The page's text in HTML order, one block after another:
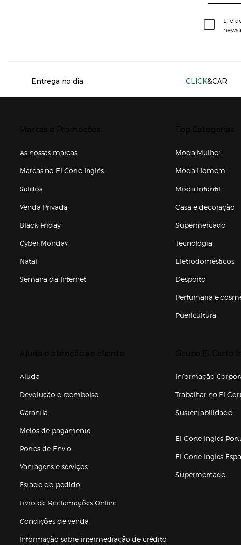
Li e
Entrega no dia CLICK&CAR
As nossas marcas
Marcas no El Corte Inglés
Saldos
Venda Privada
Black Friday
Cyber Monday
Natal
Semana da Internet
Moda Mulher
Moda Homem
Moda Infantil
Casa e decoração
Supermercado
Tecnologia
Eletrodomésticos
Desporto
Perfumaria e
Puericultura
Ajuda
Devolução e reembolso
Garantia
Meios de pagamento
Portes de Envio
Vantagens e serviços
Estado do pedido
Livro de Reclamações Online
Condições de venda
Informação sobre intermediação de crédito
Informação
Trabalhar no El
Sustentabilidade
El Corte Inglés
El Corte Inglés
Supermercado
Enlaces de grupo el